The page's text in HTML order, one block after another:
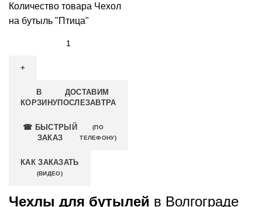
Количество товара Чехол
на бутыль "Птица"
В
КОРЗИНУ
ДОСТАВИМ
ПОСЛЕЗАВТРА
☎ БЫСТРЫЙ
ЗАКАЗ
(ПО
ТЕЛЕФОНУ)
КАК ЗАКАЗАТЬ
(ВИДЕО)
Чехлы для бутылей в Волгограде